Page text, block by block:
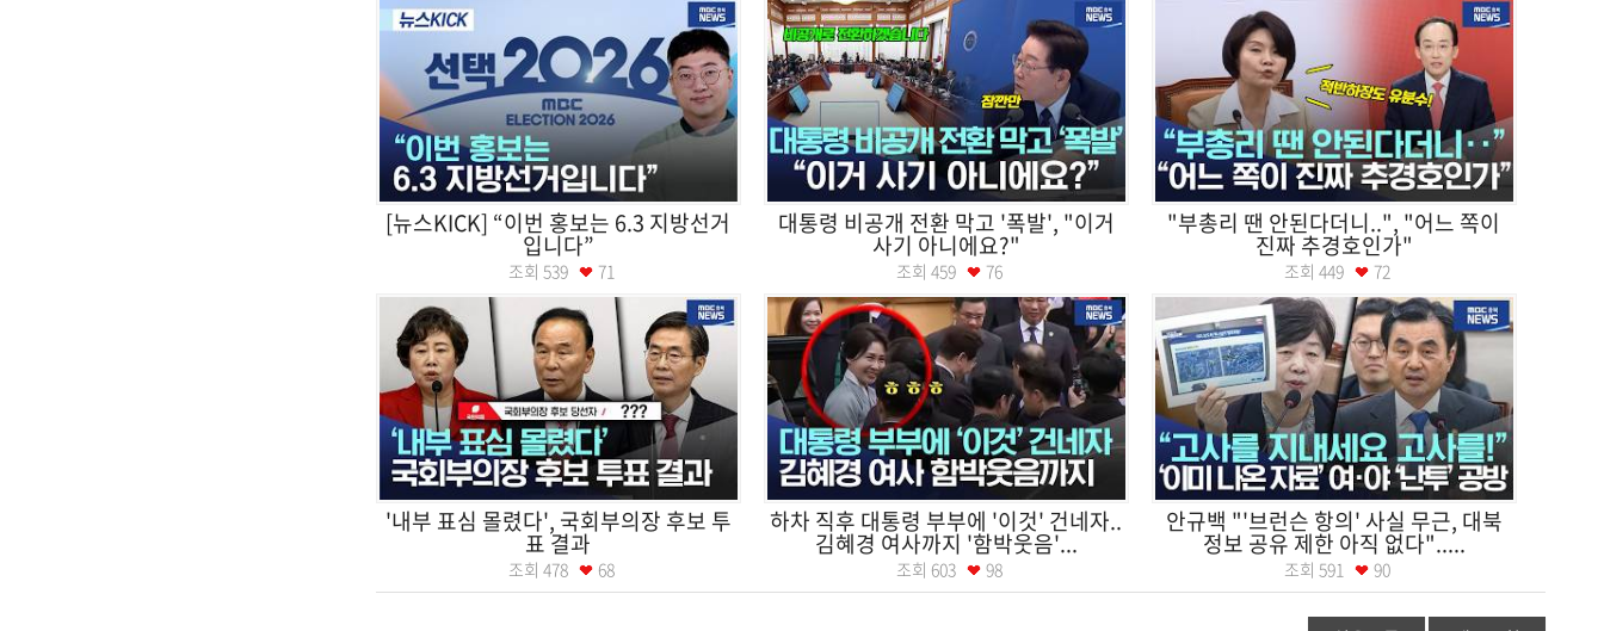
[뉴스KICK] “이번 홍보는 6.3 지방선거
입니다”
조회 539 71
대통령 비공개 전환 막고 '폭발', "이거
사기 아니에요?"
조회 459 76
"부총리 땐 안된다더니..", "어느 쪽이
진짜 추경호인가"
조회 449 72
'내부 표심 몰렸다', 국회부의장 후보 투
표 결과
조회 478 68
하차 직후 대통령 부부에 '이것' 건네자..
김혜경 여사까지 '함박웃음'...
조회 603 98
안규백 "'브런슨 항의' 사실 무근, 대북
정보 공유 제한 아직 없다".....
조회 591 90